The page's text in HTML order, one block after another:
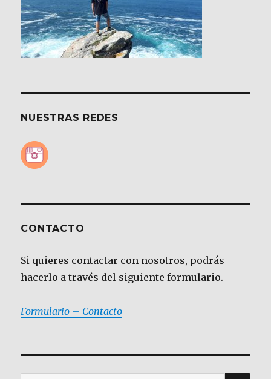
NUESTRAS REDES
CONTACTO
Si quieres contactar con nosotros, podrás
hacerlo a través del siguiente formulario.
Formulario – Contacto